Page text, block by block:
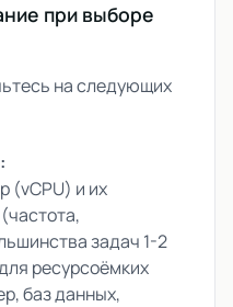
при выборе
на следующих
(vCPU) и их
задач 1-2
ресурсоёмких
баз данных,